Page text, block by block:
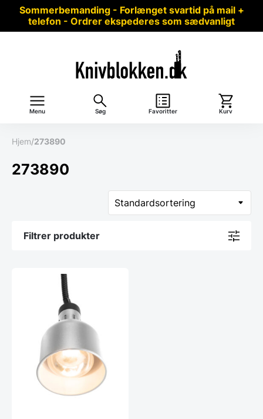
Sommerbemanding - Forlænget svartid på mail +
telefon - Ordrer ekspederes som sædvanligt
Menu Søg Favoritter Kurv
Hjem/273890
273890
Filtrer produkter